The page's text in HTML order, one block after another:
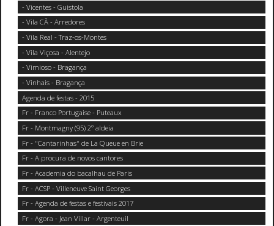
- Vicentes - Guistola
- Vila CÃ - Arredores
- Vila Real - Traz-os-Montes
- Vila Viçosa - Alentejo
- Vimioso - Bragança
- Vinhais - Bragança
Agenda de festas - 2015
Fr - Franco Portugaise - Puteaux
Fr - Montmagny (95) 2° aldeia
Fr - "Cantarinhas" de La Queue en Brie
Fr - A procura de novos cantores
Fr - Academia do bacalhau de Paris
Fr - ACSP - Villeneuve Saint Georges
Fr - Agenda de festas e festivais 2017
Fr - Agora - Jean Villar - Argenteuil